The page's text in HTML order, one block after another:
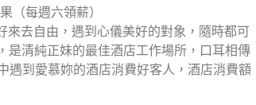
（每週六領薪）
去自由，遇到心儀美好的對象，隨時都可
是清純正妹的最佳酒店工作場所，口耳相傳
遇到愛慕妳的酒店消費好客人，酒店消費額